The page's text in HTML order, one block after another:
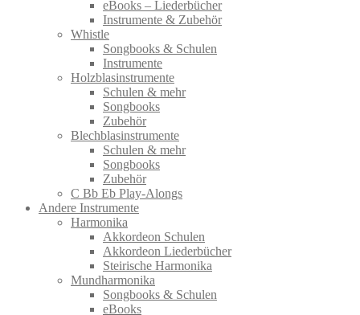
eBooks – Liederbücher
Instrumente & Zubehör
Whistle
Songbooks & Schulen
Instrumente
Holzblasinstrumente
Schulen & mehr
Songbooks
Zubehör
Blechblasinstrumente
Schulen & mehr
Songbooks
Zubehör
C Bb Eb Play-Alongs
Andere Instrumente
Harmonika
Akkordeon Schulen
Akkordeon Liederbücher
Steirische Harmonika
Mundharmonika
Songbooks & Schulen
eBooks